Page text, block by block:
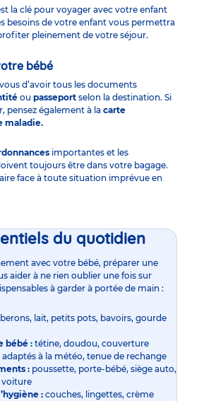
la clé pour voyager avec votre enfant
besoins de votre enfant vous permettra
pleinement de votre séjour.
bébé
d’avoir tous les documents
ou passeport selon la destination. Si
pensez également à la carte
maladie.
importantes et les
toujours être dans votre bagage.
face à toute situation imprévue en
du quotidien
avec votre bébé, préparer une
aider à ne rien oublier une fois sur
à garder à portée de main :
lait, petits pots, bavoirs, gourde
bébé : tétine, doudou, couverture
à la météo, tenue de rechange
: poussette, porte-bébé, siège auto,
voiture
: couches, lingettes, crème